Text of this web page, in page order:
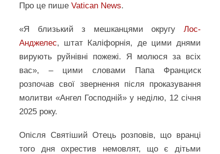
Про це пишеVatican News.
«Я близький з мешканцями округу Лос-
Анджелес, штат Каліфорнія, де цими днями
вирують руйнівні пожежі. Я молюся за всіх
вас», – цими словами Папа Франциск
розпочав свої звернення після проказування
молитви «Ангел Господній» у неділю, 12 січня
2025 року.
Опісля Святіший Отець розповів, що вранці
того дня охрестив немовлят, що є дітьми